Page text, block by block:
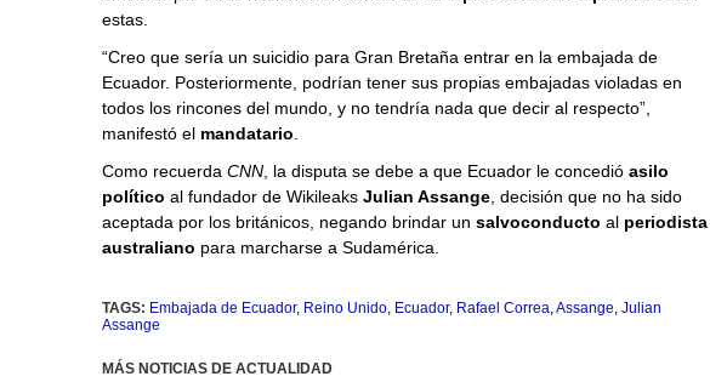
estas.
“Creo que sería un suicidio para Gran Bretaña entrar en la embajada de
Ecuador. Posteriormente, podrían tener sus propias embajadas violadas en
todos los rincones del mundo, y no tendría nada que decir al respecto”,
manifestó el mandatario
Como recuerda CNN, la disputa se debe a que Ecuador le concedióasilo
político al fundador de Wikileaks Julian Assange, decisión que no ha sido
aceptada por los británicos, negando brindar un salvoconducto alperiodista
australiano para marcharse a Sudamérica.
TAGS: Embajada de Ecuador, Reino Unido, Ecuador, Rafael Correa,Assange, Julian
Assange
MÁS NOTICIAS DE ACTUALIDAD